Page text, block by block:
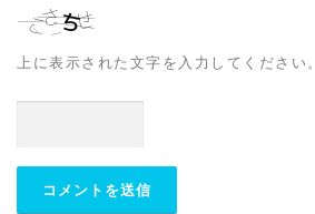
上に表示された文字を入力してください。